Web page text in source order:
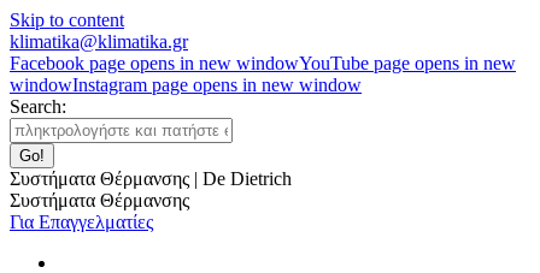
Skip to content
klimatika@klimatika.gr
Facebook page opens in new windowYouTube page opens in new
windowInstagram page opens in new window
Search:
Συστήματα Θέρμανσης | De Dietrich
Συστήματα Θέρμανσης
Για Επαγγελματίες